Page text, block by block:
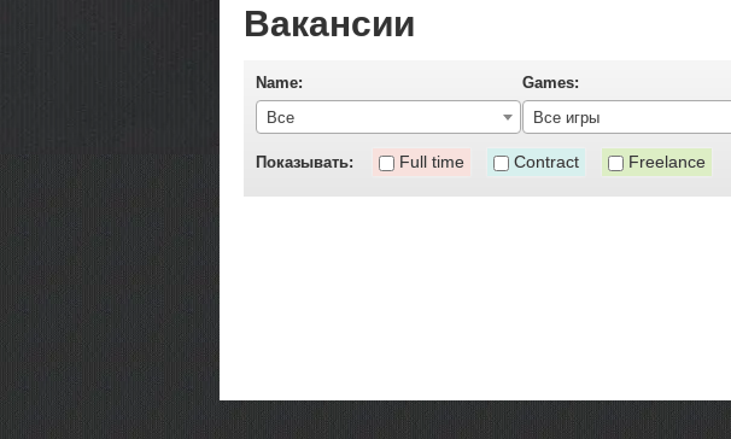
Вакансии
Name:
Все
Games:
Все игры
Показывать: Full time Contract Freelance